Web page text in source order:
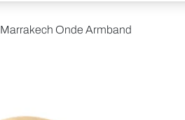
Marrakech Onde Armband